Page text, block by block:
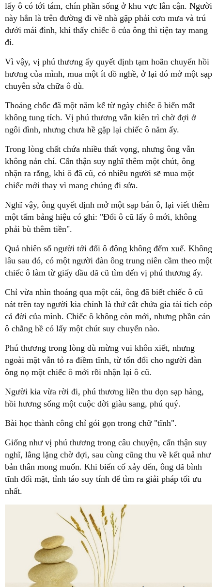
lấy ô có tới tám, chín phần sống ở khu vực lân cận. Người
này hẳn là trên đường đi về nhà gặp phải cơn mưa và trú
dưới mái đình, khi thấy chiếc ô của ông thì tiện tay mang
đi.
Vì vậy, vị phú thương ấy quyết định tạm hoãn chuyến hồi
hương của mình, mua một ít đồ nghề, ở lại đó mở một sạp
chuyên sửa chữa ô dù.
Thoáng chốc đã một năm kể từ ngày chiếc ô biến mất
không tung tích. Vị phú thương vẫn kiên trì chờ đợi ở
ngôi đình, nhưng chưa hề gặp lại chiếc ô năm ấy.
Trong lòng chất chứa nhiều thất vọng, nhưng ông vẫn
không nản chí. Cẩn thận suy nghĩ thêm một chút, ông
nhận ra rằng, khi ô đã cũ, có nhiều người sẽ mua một
chiếc mới thay vì mang chúng đi sửa.
Nghĩ vậy, ông quyết định mở một sạp bán ô, lại viết thêm
một tấm bảng hiệu có ghi: "Đổi ô cũ lấy ô mới, không
phải bù thêm tiền".
Quả nhiên số người tới đổi ô đông không đếm xuể. Không
lâu sau đó, có một người đàn ông trung niên cầm theo một
chiếc ô làm từ giấy dầu đã cũ tìm đến vị phú thương ấy.
Chỉ vừa nhìn thoáng qua một cái, ông đã biết chiếc ô cũ
nát trên tay người kia chính là thứ cất chứa gia tài tích cóp
cả đời của mình. Chiếc ô không còn mới, nhưng phần cán
ô chẳng hề có lấy một chút suy chuyển nào.
Phú thương trong lòng dù mừng vui khôn xiết, nhưng
ngoài mặt vẫn tỏ ra điềm tĩnh, từ tốn đổi cho người đàn
ông nọ một chiếc ô mới rồi nhận lại ô cũ.
Người kia vừa rời đi, phú thương liền thu dọn sạp hàng,
hồi hương sống một cuộc đời giàu sang, phú quý.
Bài học thành công chỉ gói gọn trong chữ "tĩnh".
Giống như vị phú thương trong câu chuyện, cẩn thận suy
nghĩ, lẳng lặng chờ đợi, sau cùng cũng thu về kết quả như
bản thân mong muốn. Khi biến cố xảy đến, ông đã bình
tĩnh đối mặt, tỉnh táo suy tính để tìm ra giải pháp tối ưu
nhất.